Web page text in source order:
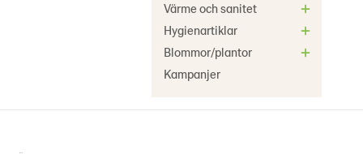
Värme och sanitet
Hygienartiklar
Blommor/plantor
Kampanjer